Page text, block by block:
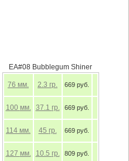
EA#08 Bubblegum Shiner
76 мм. 2.3 гр. 669 руб.
100 мм. 37.1 гр. 669 руб.
114 мм. 45 гр. 669 руб.
127 мм. 10.5 гр. 809 руб.